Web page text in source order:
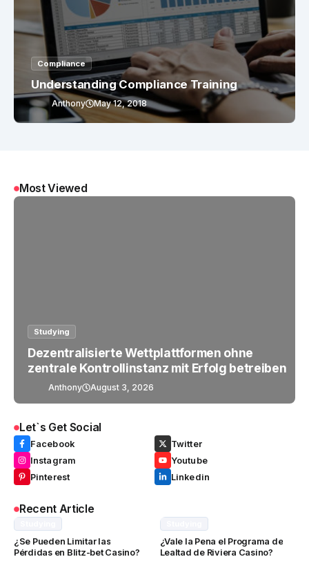
Compliance
Understanding Compliance Training
Anthony May 12, 2018
Most Viewed
Studying
Dezentralisierte Wettplattformen ohne
zentrale Kontrollinstanz mit Erfolg betreiben
Anthony August 3, 2026
Let`s Get Social
Facebook
Twitter
Instagram
Youtube
Pinterest
Linkedin
Recent Article
¿Se Pueden Limitar las
Pérdidas en Blitz-bet Casino?
¿Vale la Pena el Programa de
Lealtad de Riviera Casino?